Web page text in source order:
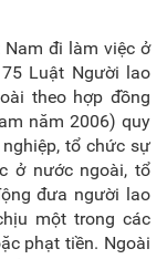
đi làm việc ở
Luật Người lao
theo hợp đồng
năm 2006) quy
tổ chức sự
ở nước ngoài, tổ
đưa người lao
một trong các
phạt tiền. Ngoài